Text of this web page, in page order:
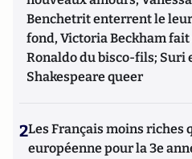
Benchetrit enterrent le
fond, Victoria Beckham
Ronaldo du bisco-fils; Suri
Shakespeare queer
2Les Français moins riches
européenne pour la 3e